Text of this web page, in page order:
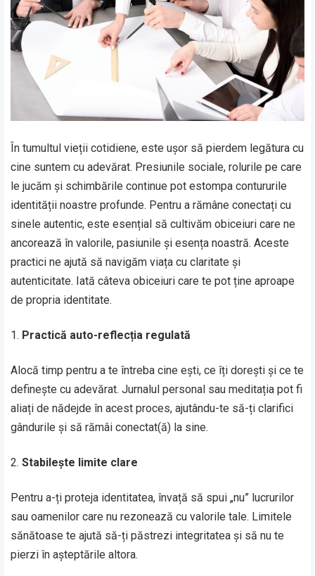
În tumultul vieții cotidiene, este ușor să pierdem legătura cu
cine suntem cu adevărat. Presiunile sociale, rolurile pe care
le jucăm și schimbările continue pot estompa contururile
identității noastre profunde. Pentru a rămâne conectați cu
sinele autentic, este esențial să cultivăm obiceiuri care ne
ancorează în valorile, pasiunile și esența noastră. Aceste
practici ne ajută să navigăm viața cu claritate și
autenticitate. Iată câteva obiceiuri care te pot ține aproape
de propria identitate.
Practică auto-reflecția regulată
Alocă timp pentru a te întreba cine ești, ce îți dorești și ce te
definește cu adevărat. Jurnalul personal sau meditația pot fi
aliați de nădejde în acest proces, ajutându-te să-ți clarifici
gândurile și să rămâi conectat(ă) la sine.
Stabilește limite clare
Pentru a-ți proteja identitatea, învață să spui „nu” lucrurilor
sau oamenilor care nu rezonează cu valorile tale. Limitele
sănătoase te ajută să-ți păstrezi integritatea și să nu te
pierzi în așteptările altora.